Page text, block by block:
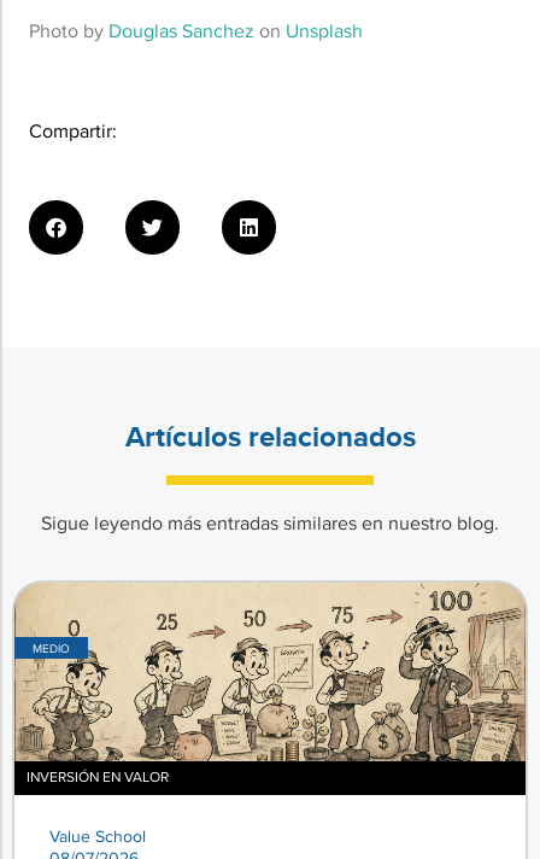
Photo by Douglas Sanchez on Unsplash
Compartir:
Artículos relacionados
Sigue leyendo más entradas similares en nuestro blog.
MEDIO
INVERSIÓN EN VALOR
Value School